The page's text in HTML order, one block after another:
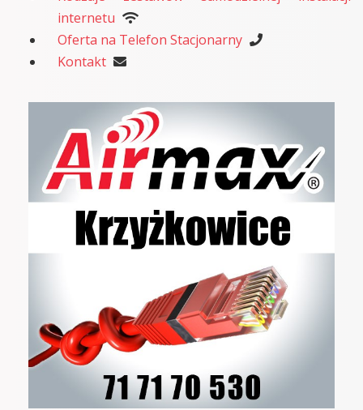
internetu
Oferta na Telefon Stacjonarny
Kontakt